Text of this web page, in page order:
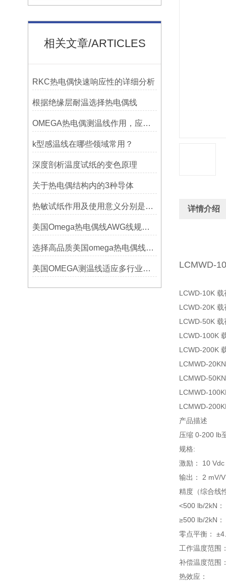
相关文章/ARTICLES
RKC热电偶快速响应性的详细分析
根据绝缘层耐温选择热电偶线
OMEGA热电偶测温线作用，应用领域
k型感温线在哪些领域常用？
深度剖析温度试纸的变色原理
关于热电偶结构内的3种导体
热敏试纸作用及使用意义分别是什么？
美国Omega热电偶线AWG线规对照表
选择高品质美国omega热电偶线的要点？
美国OMEGA测温线适应多行业需求
详情介绍
LCMWD-
LCWD-10K
LCWD-20K
LCWD-50K
LCWD-100K
LCWD-200K
LCMWD-
LCMWD-
LCMWD-
LCMWD-
产品描述
压缩 0-200 lb
规格:
激励： 10
输出： 2 mV/V
精度（综合线
<500 lb/2kN
≥500 lb/2kN
零点平衡：
工作温度范围
补偿温度范围
热效应：